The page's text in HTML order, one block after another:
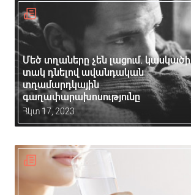
Մեծ տղաները չեն լացում. կասկածի
տակ դնելով ավանդական
տղամարդկային
գաղափարախոսությունը
Հկտ 17, 2023